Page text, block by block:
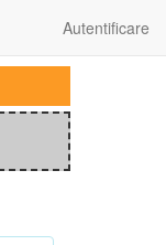
Autentificare